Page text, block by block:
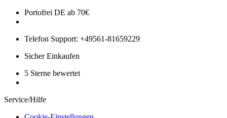
Portofrei DE ab 70€
Telefon Support: +49561-81659229
Sicher Einkaufen
5 Sterne bewertet
Service/Hilfe